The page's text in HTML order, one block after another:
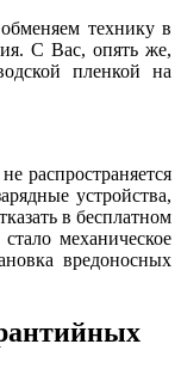
технику в
С Вас, опять же,
пленкой на
распространяется
устройства,
в бесплатном
механическое
вредоносных